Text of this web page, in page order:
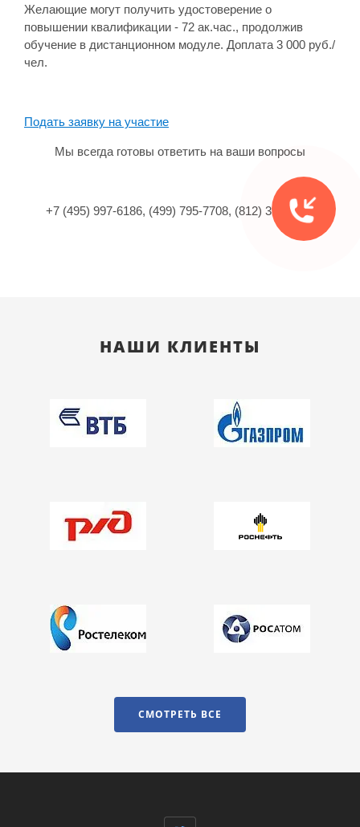
Желающие могут получить удостоверение о
повышении квалификации - 72 ак.час., продолжив
обучение в дистанционном модуле. Доплата 3 000 руб./
чел.
Подать заявку на участие
Мы всегда готовы ответить на ваши вопросы
+7 (495) 997-6186, (499) 795-7708, (812) 313-2027
НАШИ КЛИЕНТЫ
СМОТРЕТЬ ВСЕ